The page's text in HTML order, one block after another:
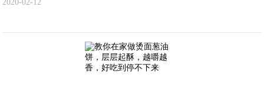
2020-02-12